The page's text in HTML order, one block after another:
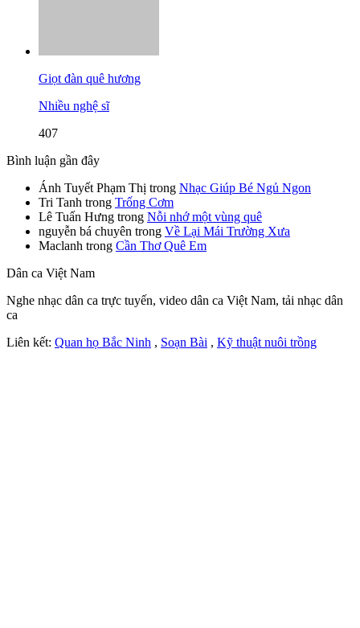
Giọt đàn quê hương
Nhiều nghệ sĩ
407
Bình luận gần đây
Ánh Tuyết Phạm Thị trong Nhạc Giúp Bé Ngủ Ngon
Tri Tanh trong Trống Cơm
Lê Tuấn Hưng trong Nỗi nhớ một vùng quê
nguyễn bá chuyên trong Về Lại Mái Trường Xưa
Maclanh trong Cần Thơ Quê Em
Dân ca Việt Nam
Nghe nhạc dân ca trực tuyến, video dân ca Việt Nam, tải nhạc dân
ca
Liên kết: Quan họ Bắc Ninh , Soạn Bài , Kỹ thuật nuôi trồng